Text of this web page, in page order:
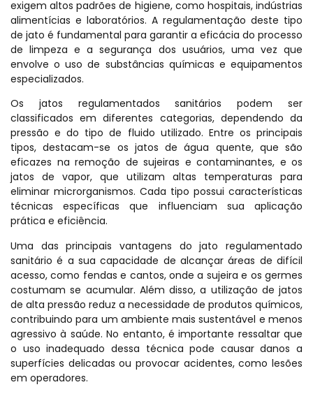
exigem altos padrões de higiene, como hospitais, indústrias
alimentícias e laboratórios. A regulamentação deste tipo
de jato é fundamental para garantir a eficácia do processo
de limpeza e a segurança dos usuários, uma vez que
envolve o uso de substâncias químicas e equipamentos
especializados.
Os jatos regulamentados sanitários podem ser
classificados em diferentes categorias, dependendo da
pressão e do tipo de fluido utilizado. Entre os principais
tipos, destacam-se os jatos de água quente, que são
eficazes na remoção de sujeiras e contaminantes, e os
jatos de vapor, que utilizam altas temperaturas para
eliminar microrganismos. Cada tipo possui características
técnicas específicas que influenciam sua aplicação
prática e eficiência.
Uma das principais vantagens do jato regulamentado
sanitário é a sua capacidade de alcançar áreas de difícil
acesso, como fendas e cantos, onde a sujeira e os germes
costumam se acumular. Além disso, a utilização de jatos
de alta pressão reduz a necessidade de produtos químicos,
contribuindo para um ambiente mais sustentável e menos
agressivo à saúde. No entanto, é importante ressaltar que
o uso inadequado dessa técnica pode causar danos a
superfícies delicadas ou provocar acidentes, como lesões
em operadores.